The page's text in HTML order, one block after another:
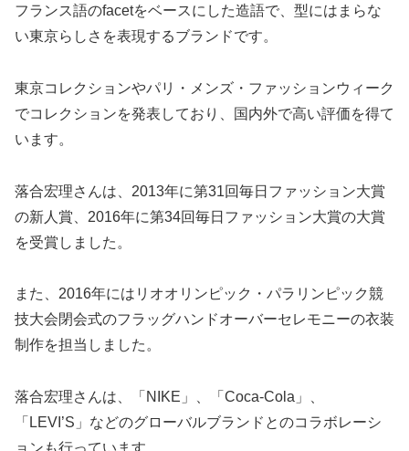
フランス語のfacetをベースにした造語で、型にはまらな
い東京らしさを表現するブランドです。
東京コレクションやパリ・メンズ・ファッションウィーク
でコレクションを発表しており、国内外で高い評価を得て
います。
落合宏理さんは、2013年に第31回毎日ファッション大賞
の新人賞、2016年に第34回毎日ファッション大賞の大賞
を受賞しました。
また、2016年にはリオオリンピック・パラリンピック競
技大会閉会式のフラッグハンドオーバーセレモニーの衣装
制作を担当しました。
落合宏理さんは、「NIKE」、「Coca-Cola」、
「LEVI’S」などのグローバルブランドとのコラボレーシ